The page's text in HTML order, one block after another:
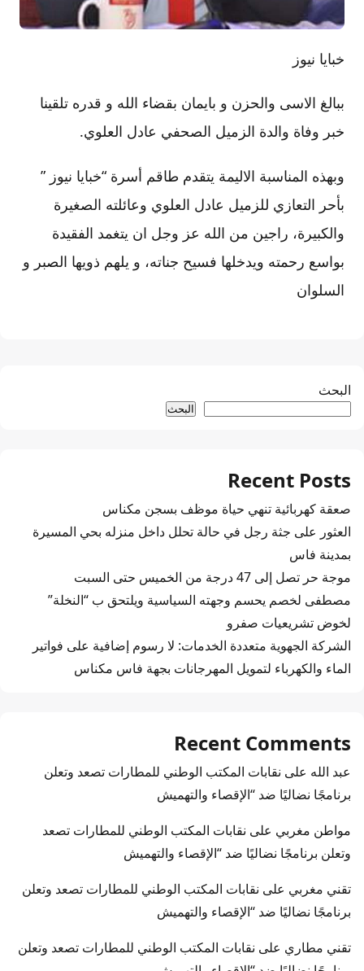
خبايا نيوز
ببالغ الاسى والحزن و بايمان بقضاء الله و قدره تلقينا
خبر وفاة والدة الزميل الصحفي عادل العلوي.
وبهذه المناسبة الاليمة يتقدم طاقم أسرة “خبايا نيوز ”
بأحر التعازي للزميل عادل العلوي وعائلته الصغيرة
والكبيرة، راجين من الله عز وجل ان يتغمد الفقيدة
بواسع رحمته ويدخلها فسيح جناته، و يلهم ذويها الصبر و
السلوان
البحث
البحث
Recent Posts
صعقة كهربائية تنهي حياة موظف بسجن مكناس
العثور على جثة رجل في حالة تحلل داخل منزله بحي المسيرة
بمدينة فاس
موجة حر تصل إلى 47 درجة من الخميس حتى السبت
مصطفى لخصم يحسم وجهته السياسية ويلتحق ب “النخلة”
لخوض تشريعيات صفرو
الشركة الجهوية متعددة الخدمات: لا رسوم إضافية على فواتير
الماء والكهرباء لتمويل المهرجانات بجهة فاس مكناس
Recent Comments
عبد الله على نقابات المكتب الوطني للمطارات تصعد وتعلن
برنامجًا نضاليًا ضد “الإقصاء والتهميش
مواطن مغربي على نقابات المكتب الوطني للمطارات تصعد
وتعلن برنامجًا نضاليًا ضد “الإقصاء والتهميش
تقني مغربي على نقابات المكتب الوطني للمطارات تصعد وتعلن
برنامجًا نضاليًا ضد “الإقصاء والتهميش
تقني مطاري على نقابات المكتب الوطني للمطارات تصعد وتعلن